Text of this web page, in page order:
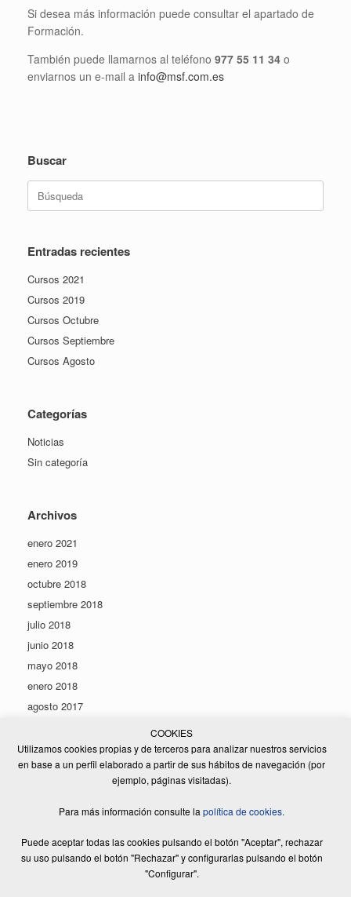
Si desea más información puede consultar el apartado de
Formación.
También puede llamarnos al teléfono 977 55 11 34 o
enviarnos un e-mail a info@msf.com.es
Buscar
Buscar:
Entradas recientes
Cursos 2021
Cursos 2019
Cursos Octubre
Cursos Septiembre
Cursos Agosto
Categorías
Noticias
Sin categoría
Archivos
enero 2021
enero 2019
octubre 2018
septiembre 2018
julio 2018
junio 2018
mayo 2018
enero 2018
agosto 2017
[optin-cat id=123]
© 2026 ELSADE MANUTENCIÓ, S.L. | Todos los derechos reservados |
Diseño Web:Equip Creatiu|Aviso legal|Política de privacitat|Política de
cookies
COOKIES
Utilizamos cookies propias y de terceros para analizar nuestros servicios
en base a un perfil elaborado a partir de sus hábitos de navegación (por
ejemplo, páginas visitadas).
Para más información consulte la política de cookies.
Puede aceptar todas las cookies pulsando el botón "Aceptar", rechazar
su uso pulsando el botón "Rechazar" y configurarlas pulsando el botón
"Configurar".